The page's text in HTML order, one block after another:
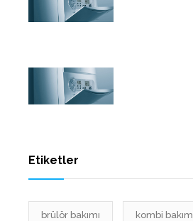
Etiketler
brülör bakımı kombi